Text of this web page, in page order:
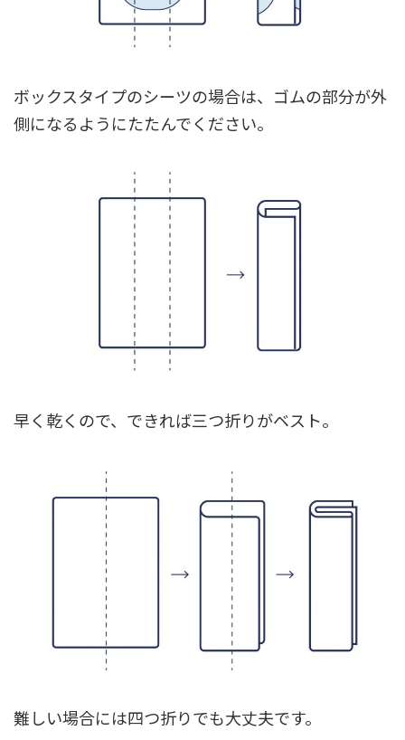
ボックスタイプのシーツの場合は、ゴムの部分が外
側になるようにたたんでください。
早く乾くので、できれば三つ折りがベスト。
難しい場合には四つ折りでも大丈夫です。